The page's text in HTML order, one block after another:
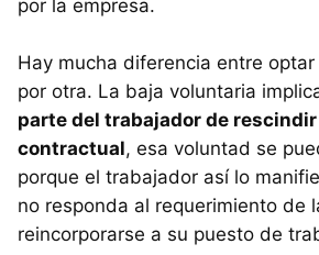
por la empresa.
Hay mucha diferencia entre
por otra. La baja voluntaria
parte del trabajador de
contractual, esa voluntad se
porque el trabajador así lo
no responda al requerimiento de
reincorporarse a su puesto de